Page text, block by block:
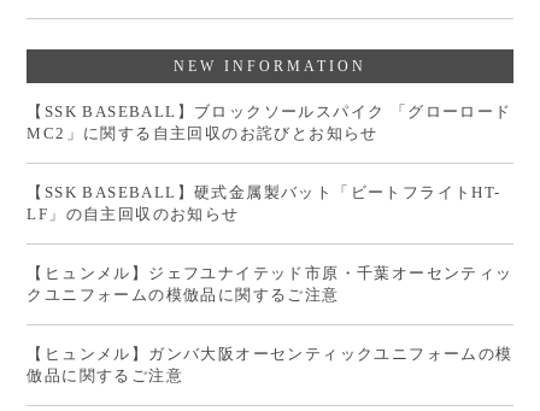
NEW INFORMATION
【SSK BASEBALL】ブロックソールスパイク 「グローロード
MC2」に関する自主回収のお詫びとお知らせ
【SSK BASEBALL】硬式金属製バット「ビートフライトHT-
LF」の自主回収のお知らせ
【ヒュンメル】ジェフユナイテッド市原・千葉オーセンティッ
クユニフォームの模倣品に関するご注意
【ヒュンメル】ガンバ大阪オーセンティックユニフォームの模
倣品に関するご注意